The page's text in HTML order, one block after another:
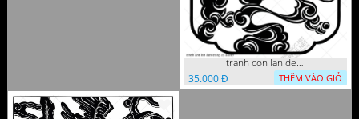
tranh con lan den trang co
35.000 Đ
THÊM VÀO GIỎ